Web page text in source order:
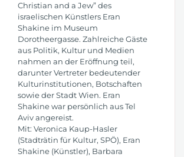
Christian and a Jew” des
israelischen Künstlers Eran
Shakine im Museum
Dorotheergasse. Zahlreiche Gäste
aus Politik, Kultur und Medien
nahmen an der Eröffnung teil,
darunter Vertreter bedeutender
Kulturinstitutionen, Botschaften
sowie der Stadt Wien. Eran
Shakine war persönlich aus Tel
Aviv angereist.
Mit: Veronica Kaup-Hasler
(Stadträtin für Kultur, SPÖ), Eran
Shakine (Künstler), Barbara